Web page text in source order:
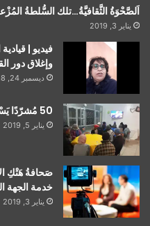
اَلصَّحْوَةُ الثَّقافيَّةُ…تلك السُّلطةُ
يناير 3, 2019
فيديو |
وإغلاق دور
ديسمبر 24, 2018
50 مُشرّدًا يَسْتَفيدُون من “عملية دفء” بخريبكة
يناير 5, 2019
صَحافةُ هَتْكِ
خدمة الجهة
يناير 3, 2019